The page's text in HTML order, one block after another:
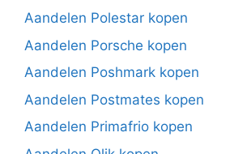
Aandelen Polestar kopen
Aandelen Porsche kopen
Aandelen Poshmark kopen
Aandelen Postmates kopen
Aandelen Primafrio kopen